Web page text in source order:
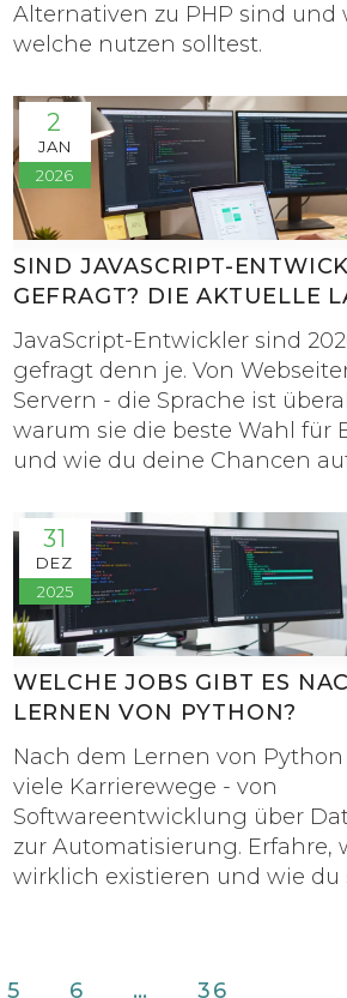
Alternativen zu PHP sind und
welche nutzen solltest.
2
JAN
2026
SIND JAVASCRIPT-
GEFRAGT? DIE AKTUELLE
JavaScript-Entwickler sind
gefragt denn je. Von
Servern - die Sprache ist
warum sie die beste Wahl für
und wie du deine Chancen
31
DEZ
2025
WELCHE JOBS GIBT ES
LERNEN VON PYTHON?
Nach dem Lernen von
viele Karrierewege - von
Softwareentwicklung über
zur Automatisierung. Erfahre,
wirklich existieren und wie du
5 6 … 36